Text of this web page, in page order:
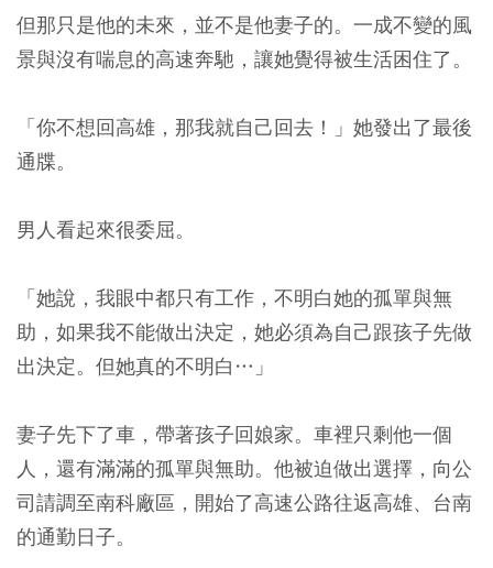
但那只是他的未來，並不是他妻子的。一成不變的風
景與沒有喘息的高速奔馳，讓她覺得被生活困住了。
「你不想回高雄，那我就自己回去！」她發出了最後
通牒。
男人看起來很委屈。
「她說，我眼中都只有工作，不明白她的孤單與無
助，如果我不能做出決定，她必須為自己跟孩子先做
出決定。但她真的不明白…」
妻子先下了車，帶著孩子回娘家。車裡只剩他一個
人，還有滿滿的孤單與無助。他被迫做出選擇，向公
司請調至南科廠區，開始了高速公路往返高雄、台南
的通勤日子。